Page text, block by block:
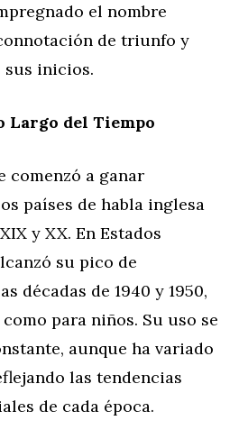
el nombre
de triunfo y
inicios.
Largo del Tiempo
comenzó a ganar
países de habla inglesa
y XX. En Estados
su pico de
décadas de 1940 y 1950,
para niños. Su uso se
aunque ha variado
las tendencias
de cada época.